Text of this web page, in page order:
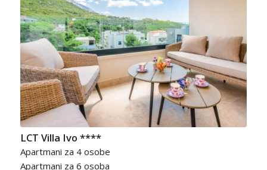
LCT Villa Ivo ****
Apartmani za 4 osobe
Apartmani za 6 osoba